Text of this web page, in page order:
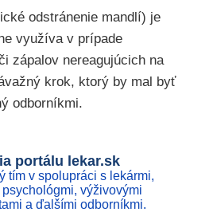
odstránenie mandlí) je
využíva v prípade
zápalov nereagujúcich na
krok, ktorý by mal byť
odborníkmi.
portálu lekar.sk
tím v spolupráci s lekármi,
výživovými
a ďalšími odborníkmi.